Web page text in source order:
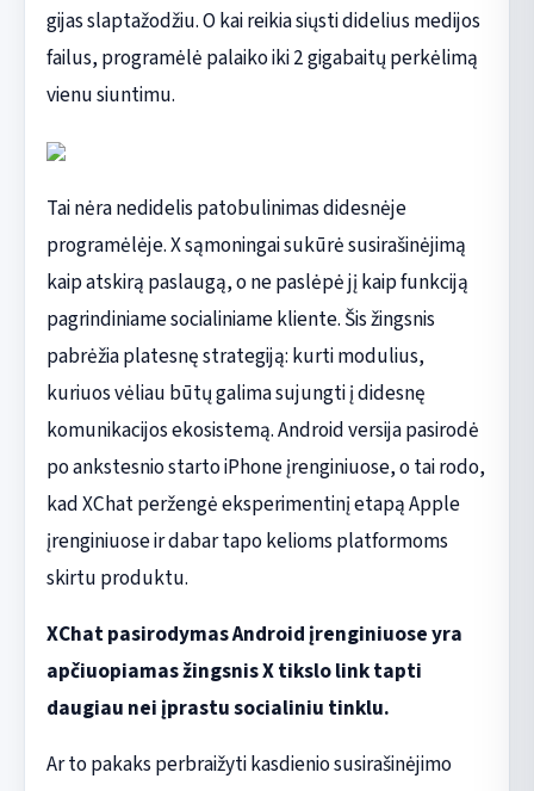
gijas slaptažodžiu. O kai reikia siųsti didelius medijos
failus, programėlė palaiko iki 2 gigabaitų perkėlimą
vienu siuntimu.
Tai nėra nedidelis patobulinimas didesnėje
programėlėje. X sąmoningai sukūrė susirašinėjimą
kaip atskirą paslaugą, o ne paslėpė jį kaip funkciją
pagrindiniame socialiniame kliente. Šis žingsnis
pabrėžia platesnę strategiją: kurti modulius,
kuriuos vėliau būtų galima sujungti į didesnę
komunikacijos ekosistemą. Android versija pasirodė
po ankstesnio starto iPhone įrenginiuose, o tai rodo,
kad XChat peržengė eksperimentinį etapą Apple
įrenginiuose ir dabar tapo kelioms platformoms
skirtu produktu.
XChat pasirodymas Android įrenginiuose yra
apčiuopiamas žingsnis X tikslo link tapti
daugiau nei įprastu socialiniu tinklu.
Ar to pakaks perbraižyti kasdienio susirašinėjimo